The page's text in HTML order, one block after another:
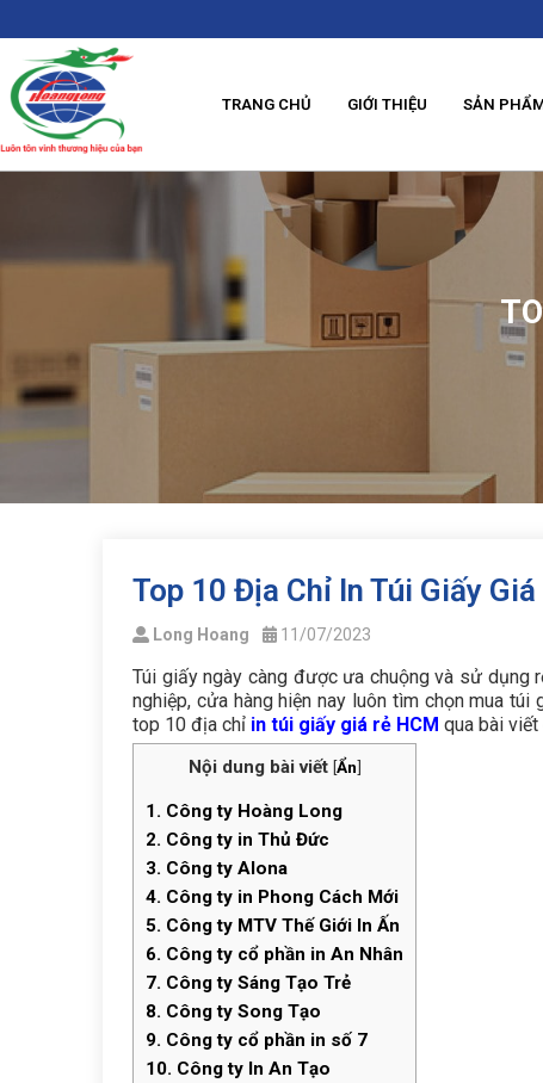
TRANG CHỦ GIỚI THIỆU SẢN
Top 10 Địa Chỉ In Túi Giấy Giá
Long Hoang 11/07/2023
Túi giấy ngày càng được ưa chuộng và sử dụng
nghiệp, cửa hàng hiện nay luôn tìm chọn mua
top 10 địa chỉ in túi giấy giá rẻ HCM qua bài
Nội dung bài viết [Ẩn]
1. Công ty Hoàng Long
2. Công ty in Thủ Đức
3. Công ty Alona
4. Công ty in Phong Cách Mới
5. Công ty MTV Thế Giới In Ấn
6. Công ty cổ phần in An Nhân
7. Công ty Sáng Tạo Trẻ
8. Công ty Song Tạo
9. Công ty cổ phần in số 7
10. Công ty In An Tạo